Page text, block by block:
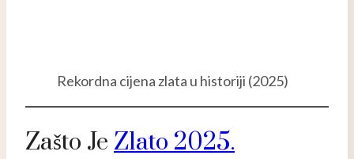
Rekordna cijena zlata u historiji (2025)
Zašto Je Zlato 2025.